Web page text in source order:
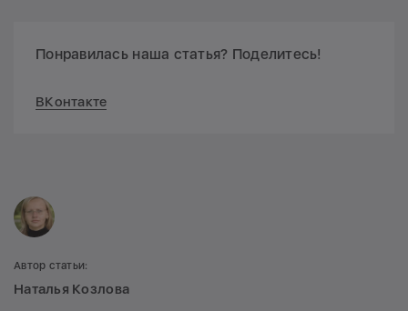
Понравилась наша статья? Поделитесь!
ВКонтакте
Автор статьи:
Наталья Козлова